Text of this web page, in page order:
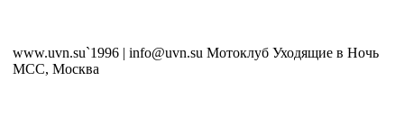
www.uvn.su`1996 | info@uvn.su Мотоклуб Уходящие в Ночь
MCC, Москва